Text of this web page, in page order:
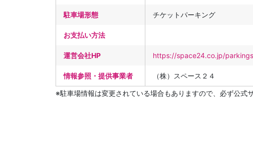
駐車場形態 チケットパーキング
お支払い方法
運営会社HP https://space24.co.jp/
情報参照・提供事業者 （株）スペース２４
※駐車場情報は変更されている場合もありますので、必ず公式